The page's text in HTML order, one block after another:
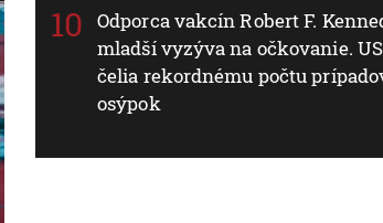
Odporca vakcín Robert F.
mladší vyzýva na očkovanie.
čelia rekordnému počtu
osýpok